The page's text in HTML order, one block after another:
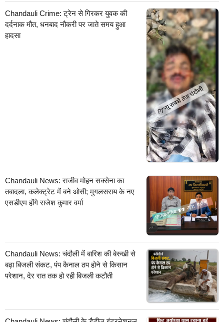
Chandauli Crime: ट्रेन से गिरकर युवक की
दर्दनाक मौत, धनबाद नौकरी पर जाते समय हुआ
हादसा
Chandauli News: राजीव मोहन सक्सेना का
तबादला, कलेक्ट्रेट में बने ओसी; मुगलसराय के नए
एसडीएम होंगे राजेश कुमार वर्मा
Chandauli News: चंदौली में बारिश की बेरुखी से
बढ़ा बिजली संकट, पंप कैनाल ठप होने से किसान
परेशान, देर रात तक हो रही बिजली कटौती